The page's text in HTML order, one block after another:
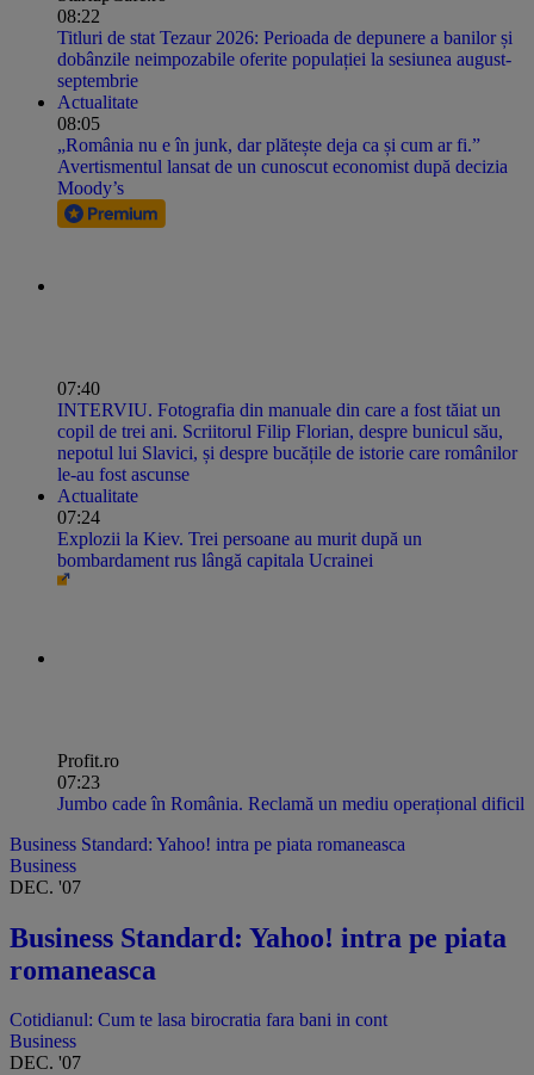
08:22
Titluri de stat Tezaur 2026: Perioada de depunere a banilor și
dobânzile neimpozabile oferite populației la sesiunea august-
septembrie
Actualitate
08:05
„România nu e în junk, dar plătește deja ca și cum ar fi.”
Avertismentul lansat de un cunoscut economist după decizia
Moody’s
07:40
INTERVIU. Fotografia din manuale din care a fost tăiat un
copil de trei ani. Scriitorul Filip Florian, despre bunicul său,
nepotul lui Slavici, și despre bucățile de istorie care românilor
le-au fost ascunse
Actualitate
07:24
Explozii la Kiev. Trei persoane au murit după un
bombardament rus lângă capitala Ucrainei
Profit.ro
07:23
Jumbo cade în România. Reclamă un mediu operațional dificil
Business Standard: Yahoo! intra pe piata romaneasca
Business
DEC. '07
Business Standard: Yahoo! intra pe piata
romaneasca
Cotidianul: Cum te lasa birocratia fara bani in cont
Business
DEC. '07